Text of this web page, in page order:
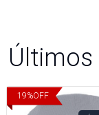
19%OFF